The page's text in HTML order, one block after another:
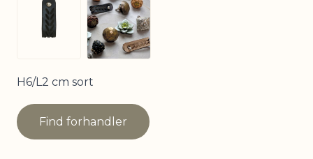
H6/L2 cm sort
Find forhandler